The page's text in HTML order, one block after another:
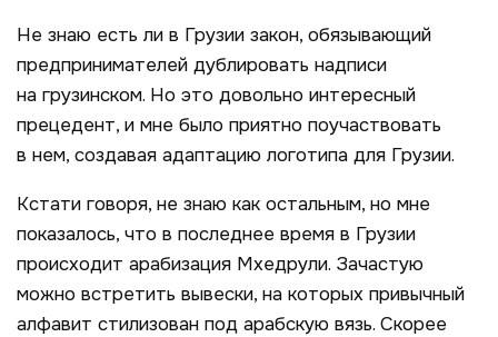
Не знаю есть ли в Грузии закон, обязывающий
предпринимателей дублировать надписи
на грузинском. Но это довольно интересный
прецедент, и мне было приятно поучаствовать
в нем, создавая адаптацию логотипа для Грузии.
Кстати говоря, не знаю как остальным, но мне
показалось, что в последнее время в Грузии
происходит арабизация Мхедрули. Зачастую
можно встретить вывески, на которых привычный
алфавит стилизован под арабскую вязь. Скорее